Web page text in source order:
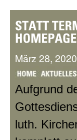
März 28, 2020
Aufgrund
luth.